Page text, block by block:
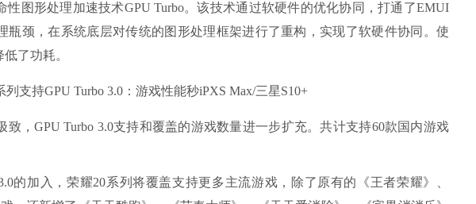
形处理加速技术GPU Turbo。该技术通过软硬件的优化协同，打通了EMUI
瓶颈，在系统底层对传统的图形处理框架进行了重构，实现了软硬件协同。使
了功耗。
GPU Turbo 3.0支持和覆盖的游戏数量进一步扩充。共计支持60款国内游戏
加入，荣耀20系列将覆盖支持更多主流游戏，除了原有的《王者荣耀》、